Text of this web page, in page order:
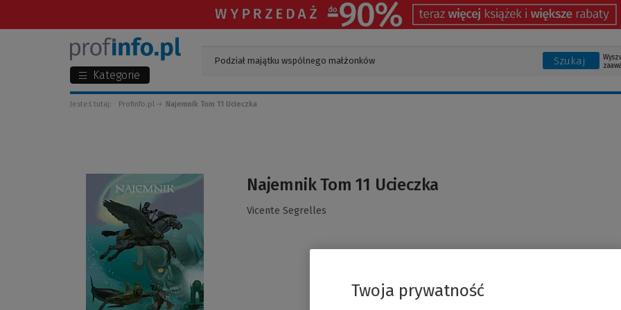
Kategorie
Szukaj
Jesteś tutaj: Profinfo.pl Najemnik Tom 11 Ucieczka
Najemnik Tom 11 Ucieczka
Vicente Segrelles
Twoja prywatność